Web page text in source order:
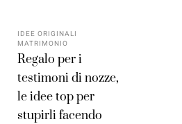
IDEE ORIGINALI
MATRIMONIO
Regalo per i
testimoni di nozze,
le idee top per
stupirli facendo